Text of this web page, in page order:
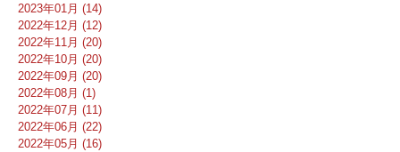
2023年01月 (14)
2022年12月 (12)
2022年11月 (20)
2022年10月 (20)
2022年09月 (20)
2022年08月 (1)
2022年07月 (11)
2022年06月 (22)
2022年05月 (16)